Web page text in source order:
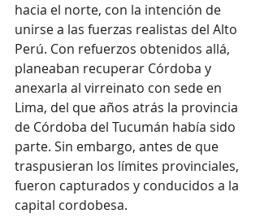
hacia el norte, con la intención de
unirse a las fuerzas realistas del Alto
Perú. Con refuerzos obtenidos allá,
planeaban recuperar Córdoba y
anexarla al virreinato con sede en
Lima, del que años atrás la provincia
de Córdoba del Tucumán había sido
parte. Sin embargo, antes de que
traspusieran los límites provinciales,
fueron capturados y conducidos a la
capital cordobesa.